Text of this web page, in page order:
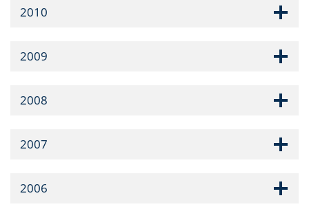
2010
2009
2008
2007
2006